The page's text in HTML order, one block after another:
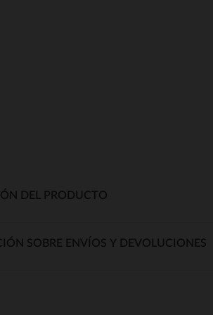
DEL PRODUCTO
SOBRE ENVÍOS Y DEVOLUCIONES